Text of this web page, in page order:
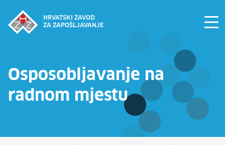
HRVATSKI ZAVOD
ZA ZAPOŠLJAVANJE
Osposobljavanje na
radnom mjestu